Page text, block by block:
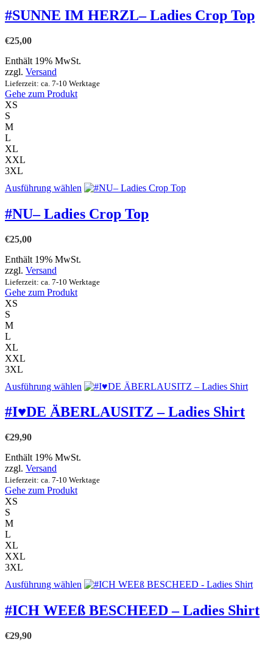
weist
mehrere
auf
#SUNNE IM HERZL– Ladies Crop Top
€25,00
Enthält 19% MwSt.
zzgl. Versand
Lieferzeit: ca. 7-10 Werktage
Gehe zum Produkt
XS
S
M
L
XL
XXL
3XL
Ausführung wählen Dieses
weist
mehrere
auf
#NU– Ladies Crop Top
€25,00
Enthält 19% MwSt.
zzgl. Versand
Lieferzeit: ca. 7-10 Werktage
Gehe zum Produkt
XS
S
M
L
XL
XXL
3XL
Ausführung wählen Dieses
weist
mehrere
auf
#I♥DE ÄBERLAUSITZ – Ladies Shirt
€29,90
Enthält 19% MwSt.
zzgl. Versand
Lieferzeit: ca. 7-10 Werktage
Gehe zum Produkt
XS
S
M
L
XL
XXL
3XL
Ausführung wählen Dieses
weist
mehrere
#ICH WEEß BESCHEED – Ladies Shirt
€29,90